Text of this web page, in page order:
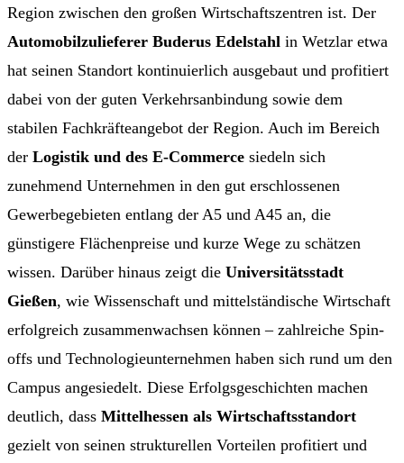
Region zwischen den großen Wirtschaftszentren ist. Der
Automobilzulieferer Buderus Edelstahl in Wetzlar etwa
hat seinen Standort kontinuierlich ausgebaut und profitiert
dabei von der guten Verkehrsanbindung sowie dem
stabilen Fachkräfteangebot der Region. Auch im Bereich
der Logistik und des E-Commerce siedeln sich
zunehmend Unternehmen in den gut erschlossenen
Gewerbegebieten entlang der A5 und A45 an, die
günstigere Flächenpreise und kurze Wege zu schätzen
wissen. Darüber hinaus zeigt die Universitätsstadt
Gießen, wie Wissenschaft und mittelständische Wirtschaft
erfolgreich zusammenwachsen können – zahlreiche Spin-
offs und Technologieunternehmen haben sich rund um den
Campus angesiedelt. Diese Erfolgsgeschichten machen
deutlich, dass Mittelhessen als Wirtschaftsstandort
gezielt von seinen strukturellen Vorteilen profitiert und